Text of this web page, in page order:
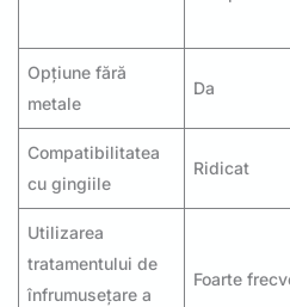
Opțiune fără
metale
Da
Compatibilitatea
cu gingiile
Ridicat
Utilizarea
tratamentului de
înfrumusețare a
Foarte